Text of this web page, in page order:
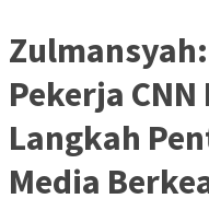
Pekerja
Langkah
Media